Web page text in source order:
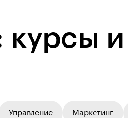
курсы
Управление Маркетинг